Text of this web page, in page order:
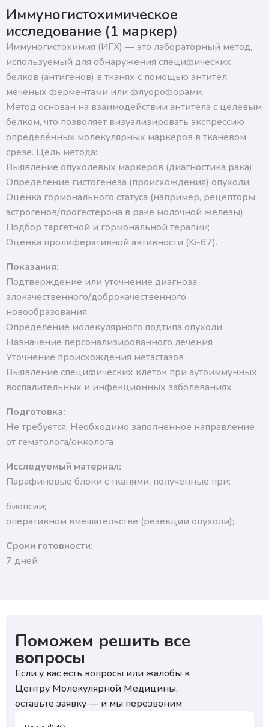
Иммуногистохимическое
исследование (1 маркер)
Иммуногистохимия (ИГХ) — это лабораторный метод,
используемый для обнаружения специфических
белков (антигенов) в тканях с помощью антител,
меченых ферментами или флуорофорами.
Метод основан на взаимодействии антитела с целевым
белком, что позволяет визуализировать экспрессию
определённых молекулярных маркеров в тканевом
срезе. Цель метода:
Выявление опухолевых маркеров (диагностика рака);
Определение гистогенеза (происхождения) опухоли;
Оценка гормонального статуса (например, рецепторы
эстрогенов/прогестерона в раке молочной железы);
Подбор таргетной и гормональной терапии;
Оценка пролиферативной активности (Ki-67).
Показания:
Подтверждение или уточнение диагноза
злокачественного/доброкачественного
новообразования
Определение молекулярного подтипа опухоли
Назначение персонализированного лечения
Уточнение происхождения метастазов
Выявление специфических клеток при аутоиммунных,
воспалительных и инфекционных заболеваниях
Подготовка:
Не требуется. Необходимо заполненное направление
от гематолога/онколога
Исследуемый материал:
Парафиновые блоки с тканями, полученные при:
биопсии;
оперативном вмешательстве (резекции опухоли);
Сроки готовности:
7 дней
Поможем решить все
вопросы
Если у вас есть вопросы или жалобы к
Центру Молекулярной Медицины,
оставьте заявку — и мы перезвоним
с условиями обработки персональных данных и
подтверждаю согласие на получение ответа, а также
ознакомлен с правилами подготовки к исследованиям